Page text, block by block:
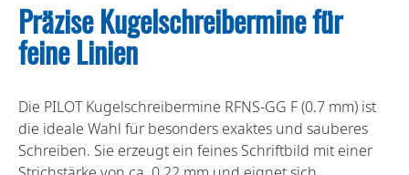
Präzise Kugelschreibermine für
feine Linien
Die PILOT Kugelschreibermine RFNS-GG F (0.7 mm) ist
die ideale Wahl für besonders exaktes und sauberes
Schreiben. Sie erzeugt ein feines Schriftbild mit einer